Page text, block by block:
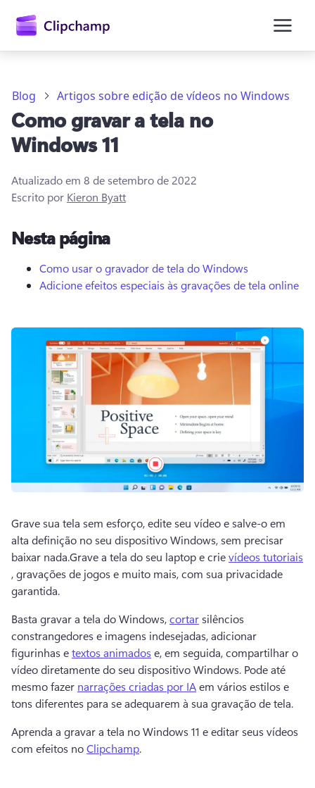
conteúdo
principal
Experimentar gratuitamente
Blog Artigos sobre edição de vídeos no Windows
Como gravar a tela no
Windows 11
Atualizado em 8 de setembro de 2022
Escrito por Kieron Byatt
Nesta página
Como usar o gravador de tela do Windows
Adicione efeitos especiais às gravações de tela online
Grave sua tela sem esforço, edite seu vídeo e salve-o em
alta definição no seu dispositivo Windows, sem precisar
baixar nada.Grave a tela do seu laptop e crie vídeos tutoriais
, gravações de jogos e muito mais, com sua privacidade
garantida.
Basta gravar a tela do Windows, cortar silêncios
constrangedores e imagens indesejadas, adicionar
figurinhas e textos animados e, em seguida, compartilhar o
vídeo diretamente do seu dispositivo Windows. Pode até
mesmo fazer narrações criadas por IA em vários estilos e
tons diferentes para se adequarem à sua gravação de tela.
Aprenda a gravar a tela no Windows 11 e editar seus vídeos
com efeitos no Clipchamp.